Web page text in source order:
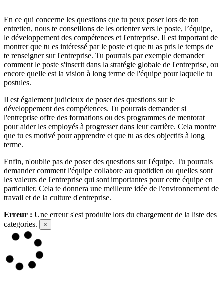
En ce qui concerne les questions que tu peux poser lors de ton
entretien, nous te conseillons de les orienter vers le poste, l’équipe,
le développement des compétences et l'entreprise. Il est important de
montrer que tu es intéressé par le poste et que tu as pris le temps de
te renseigner sur l'entreprise. Tu pourrais par exemple demander
comment le poste s'inscrit dans la stratégie globale de l'entreprise, ou
encore quelle est la vision à long terme de l'équipe pour laquelle tu
postules.
Il est également judicieux de poser des questions sur le
développement des compétences. Tu pourrais demander si
l'entreprise offre des formations ou des programmes de mentorat
pour aider les employés à progresser dans leur carrière. Cela montre
que tu es motivé pour apprendre et que tu as des objectifs à long
terme.
Enfin, n'oublie pas de poser des questions sur l'équipe. Tu pourrais
demander comment l'équipe collabore au quotidien ou quelles sont
les valeurs de l'entreprise qui sont importantes pour cette équipe en
particulier. Cela te donnera une meilleure idée de l'environnement de
travail et de la culture d'entreprise.
Erreur : Une erreur s'est produite lors du chargement de la liste des
categories.
×